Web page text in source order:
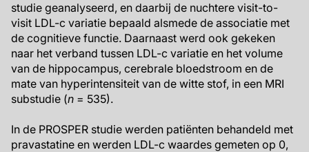
studie geanalyseerd, en daarbij de nuchtere visit-to-
visit LDL-c variatie bepaald alsmede de associatie met
de cognitieve functie. Daarnaast werd ook gekeken
naar het verband tussen LDL-c variatie en het volume
van de hippocampus, cerebrale bloedstroom en de
mate van hyperintensiteit van de witte stof, in een MRI
substudie (n = 535).
In de PROSPER studie werden patiënten behandeld met
pravastatine en werden LDL-c waardes gemeten op 0,